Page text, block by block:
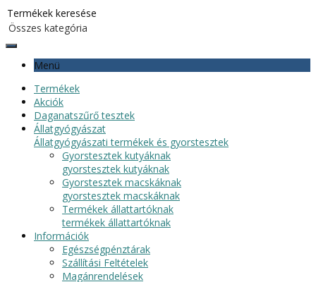
Menü
Termékek
Akciók
Daganatszűrő tesztek
Állatgyógyászat
Állatgyógyászati termékek és gyorstesztek
Gyorstesztek kutyáknak
gyorstesztek kutyáknak
Gyorstesztek macskáknak
gyorstesztek macskáknak
Termékek állattartóknak
termékek állattartóknak
Információk
Egészségpénztárak
Szállítási Feltételek
Magánrendelések